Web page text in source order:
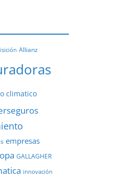
Allianz
climatico
empresas
GALLAGHER
innovación